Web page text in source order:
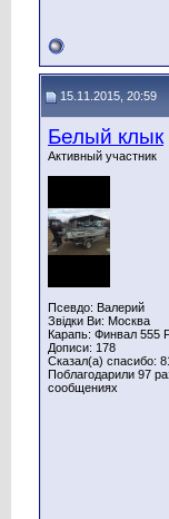
15.11.2015, 20:59
Белый клык
Активный участник
Псевдо: Валерий
Звідки Ви: Москва
Карапь: Финвал 555
Дописи: 178
Сказал(а) спасибо:
Поблагодарили 97
сообщениях